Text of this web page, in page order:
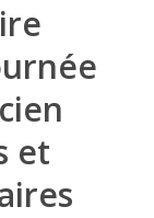
et